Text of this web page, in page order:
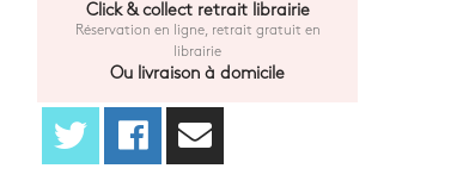
Click & collect retrait librairie
Réservation en ligne, retrait gratuit en
librairie
Ou livraison à domicile